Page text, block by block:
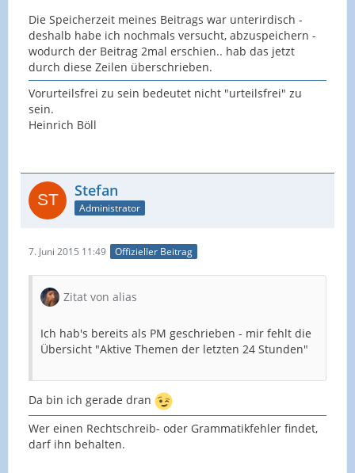
Die Speicherzeit meines Beitrags war unterirdisch -
deshalb habe ich nochmals versucht, abzuspeichern -
wodurch der Beitrag 2mal erschien.. hab das jetzt
durch diese Zeilen überschrieben.
Vorurteilsfrei zu sein bedeutet nicht "urteilsfrei" zu
sein.
Heinrich Böll
Stefan
Administrator
7. Juni 2015 11:49 Offizieller Beitrag
Zitat von alias
Ich hab's bereits als PM geschrieben - mir fehlt die
Übersicht "Aktive Themen der letzten 24 Stunden"
Da bin ich gerade dran
Wer einen Rechtschreib- oder Grammatikfehler findet,
darf ihn behalten.